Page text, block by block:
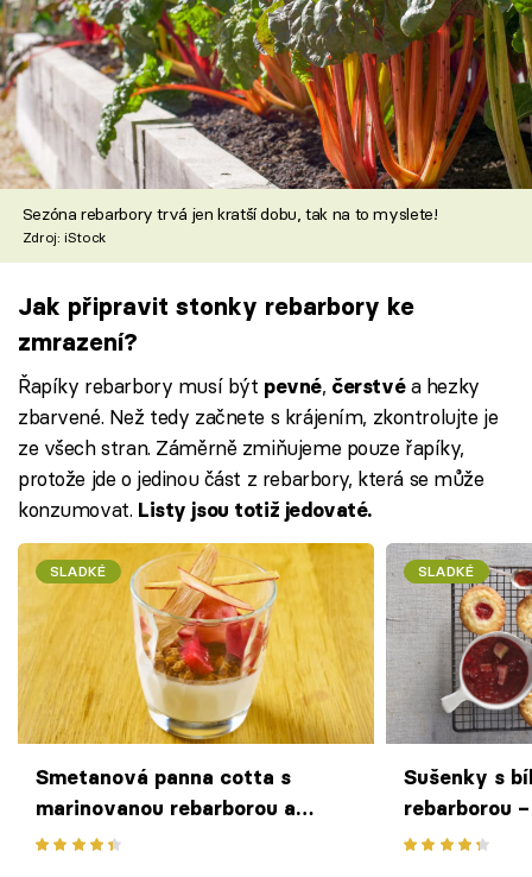
Sezóna rebarbory trvá jen kratší dobu, tak na to myslete!
Zdroj: iStock
Jak připravit stonky rebarbory ke
zmrazení?
Řapíky rebarbory musí být pevné, čerstvé a hezky
zbarvené. Než tedy začnete s krájením, zkontrolujte je
ze všech stran. Záměrně zmiňujeme pouze řapíky,
protože jde o jedinou část z rebarbory, která se může
konzumovat. Listy jsou totiž jedovaté.
SLADKÉ
Smetanová panna cotta s
marinovanou rebarborou a
svěžím sorbetem podle receptu
SLADKÉ
Sušenky s
rebarborou
dobrota ke